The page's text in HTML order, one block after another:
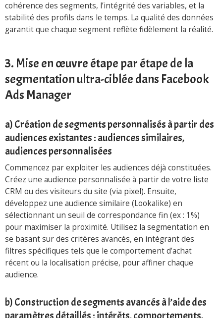
cohérence des segments, l’intégrité des variables, et la
stabilité des profils dans le temps. La qualité des données
garantit que chaque segment reflète fidèlement la réalité.
3. Mise en œuvre étape par étape de la
segmentation ultra-ciblée dans Facebook
Ads Manager
a) Création de segments personnalisés à partir des
audiences existantes : audiences similaires,
audiences personnalisées
Commencez par exploiter les audiences déjà constituées.
Créez une audience personnalisée à partir de votre liste
CRM ou des visiteurs du site (via pixel). Ensuite,
développez une audience similaire (Lookalike) en
sélectionnant un seuil de correspondance fin (ex : 1%)
pour maximiser la proximité. Utilisez la segmentation en
se basant sur des critères avancés, en intégrant des
filtres spécifiques tels que le comportement d’achat
récent ou la localisation précise, pour affiner chaque
audience.
b) Construction de segments avancés à l’aide des